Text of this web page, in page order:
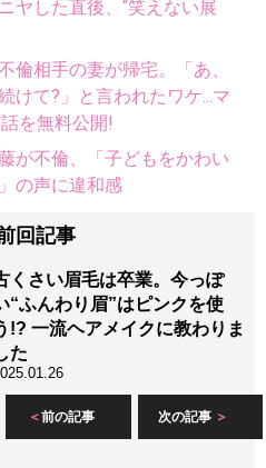
ヤした直後、“笑えない展
倫相手の妻が帰宅。「あ、
けて?」と言われたワケ...マ
を無料公開!
が不倫、「子どもをかわい
の声に違和感
回記事
くさい眉毛は卒業。今っぽ
“ふんわり眉”はピンクを使
!? 一流ヘアメイクに教わりま
た
前の記事 次の記事